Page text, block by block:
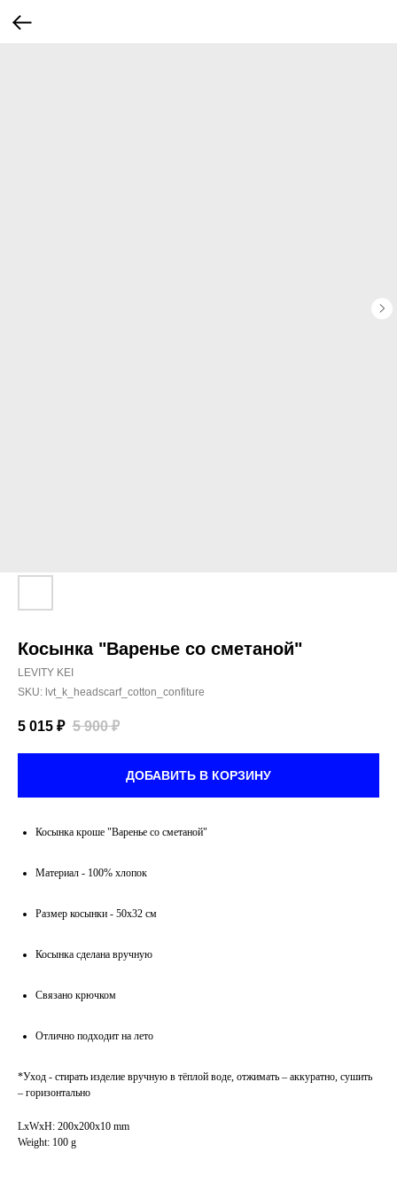
Косынка "Варенье со сметаной"
LEVITY KEI
SKU: lvt_k_headscarf_cotton_confiture
5 015 ₽ 5 900 ₽
ДОБАВИТЬ В КОРЗИНУ
Косынка кроше "Варенье со сметаной"
Материал - 100% хлопок
Размер косынки - 50x32 см
Косынка сделана вручную
Cвязано крючком
Отлично подходит на лето
*Уход - стирать изделие вручную в тёплой воде, отжимать – аккуратно, сушить
– горизонтально
LxWxH: 200x200x10 mm
Weight: 100 g